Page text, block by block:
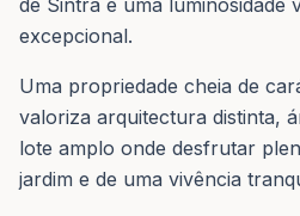
de Sintra e uma luminosidade
excepcional.
Uma propriedade cheia de
valoriza arquitectura distinta,
lote amplo onde desfrutar
jardim e de uma vivência